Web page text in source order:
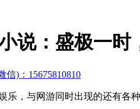
说：盛极一时
信)：15675810810
乐，与网游同时出现的还有各